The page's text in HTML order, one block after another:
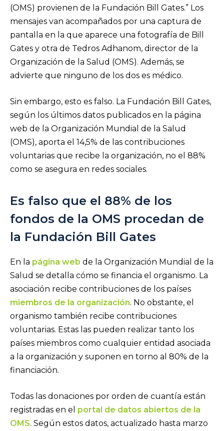
(OMS) provienen de la Fundación Bill Gates.” Los
mensajes van acompañados por una captura de
pantalla en la que aparece una fotografía de Bill
Gates y otra de Tedros Adhanom, director de la
Organización de la Salud (OMS). Además, se
advierte que ninguno de los dos es médico.
Sin embargo, esto es falso. La Fundación Bill Gates,
según los últimos datos publicados en la página
web de la Organización Mundial de la Salud
(OMS), aporta el 14,5% de las contribuciones
voluntarias que recibe la organización, no el 88%
como se asegura en redes sociales.
Es falso que el 88% de los
fondos de la OMS procedan de
la Fundación Bill Gates
En la página web de la Organización Mundial de la
Salud se detalla cómo se financia el organismo. La
asociación recibe contribuciones de los países
miembros de la organización. No obstante, el
organismo también recibe contribuciones
voluntarias. Estas las pueden realizar tanto los
países miembros como cualquier entidad asociada
a la organización y suponen en torno al 80% de la
financiación.
Todas las donaciones por orden de cuantía están
registradas en el portal de datos abiertos de la
OMS. Según estos datos, actualizado hasta marzo